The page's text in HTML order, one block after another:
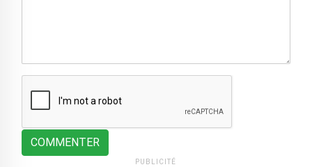
COMMENTER
PUBLICITÉ